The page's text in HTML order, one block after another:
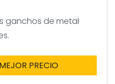
ganchos de metal
PRECIO